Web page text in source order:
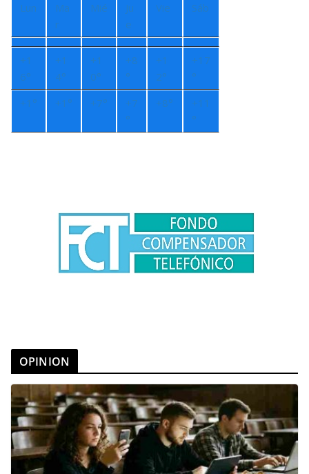
Lun
Ma
r
Mié
Ju
e
Vie Sáb
+1
6°
+1
4°
+1
0°
+8
°
+1
2°
+17
°
+1° +1° +7° +7
°
+8° +11
°
OPINION